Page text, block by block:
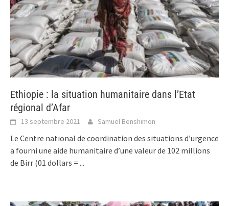
Ethiopie : la situation humanitaire dans l’Etat
régional d’Afar
13 septembre 2021 Samuel Benshimon
Le Centre national de coordination des situations d’urgence
a fourni une aide humanitaire d’une valeur de 102 millions
de Birr (01 dollars = ...